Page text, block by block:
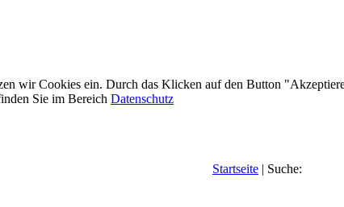
wir Cookies ein. Durch das Klicken auf den Button
Sie im Bereich Datenschutz
Startseite | Suche: